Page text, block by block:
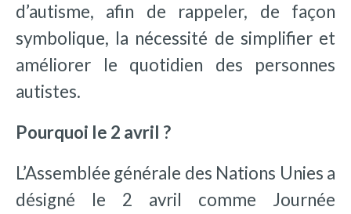
d’autisme, afin de rappeler, de façon
symbolique, la nécessité de simplifier et
améliorer le quotidien des personnes
autistes.
Pourquoi le 2 avril ?
L’Assemblée générale des Nations Unies a
désigné le 2 avril comme Journée